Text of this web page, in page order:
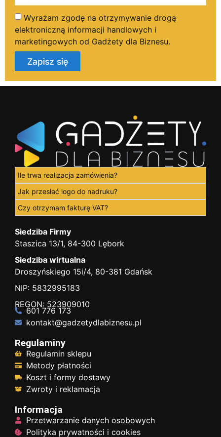
Wyrażam zgodę na otrzymywanie drogą
elektroniczną informacji handlowych i
marketingowych od Gadżety dla Biznesu.
Zapisz się
Ile trwa realizacja zamówienia?
Jak przesłać logo do nadruku?
Czy otrzymam fakturę VAT?
Siedziba Firmy
Staszica 13/1, 84-300 Lębork
Siedziba wirtualna
Droszyńskiego 15i/4, 80-381 Gdańsk
NIP: 5832995183
REGON: 523909010
601 776 173
kontakt@gadzetydlabiznesu.pl
Regulaminy
Regulamin sklepu
Metody płatności
Koszt i formy dostawy
Zwroty i reklamacja
Informacja
Przetwarzanie danych osobowych
Polityka prywatności i cookies